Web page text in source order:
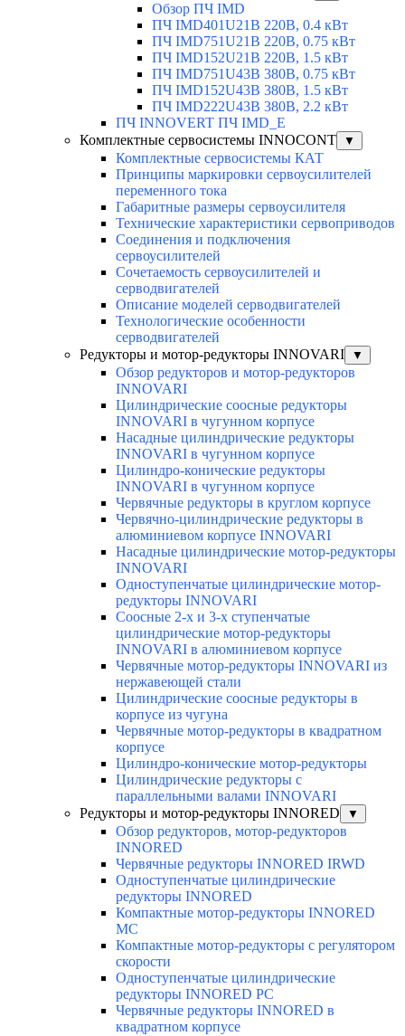
Обзор ПЧ IMD
ПЧ IMD401U21B 220В, 0.4 кВт
ПЧ IMD751U21B 220В, 0.75 кВт
ПЧ IMD152U21B 220В, 1.5 кВт
ПЧ IMD751U43B 380В, 0.75 кВт
ПЧ IMD152U43B 380В, 1.5 кВт
ПЧ IMD222U43B 380В, 2.2 кВт
ПЧ INNOVERT ПЧ IMD_E
Комплектные сервосистемы INNOCONT
▼
Комплектные сервосистемы КАТ
Принципы маркировки сервоусилителей
переменного тока
Габаритные размеры сервоусилителя
Технические характеристики сервоприводов
Соединения и подключения
сервоусилителей
Сочетаемость сервоусилителей и
серводвигателей
Описание моделей серводвигателей
Технологические особенности
серводвигателей
Редукторы и мотор-редукторы INNOVARI
▼
Обзор редукторов и мотор-редукторов
INNOVARI
Цилиндрические соосные редукторы
INNOVARI в чугунном корпусе
Насадные цилиндрические редукторы
INNOVARI в чугунном корпусе
Цилиндро-конические редукторы
INNOVARI в чугунном корпусе
Червячные редукторы в круглом корпусе
Червячно-цилиндрические редукторы в
алюминиевом корпусе INNOVARI
Насадные цилиндрические мотор-редукторы
INNOVARI
Одноступенчатые цилиндрические мотор-
редукторы INNOVARI
Соосные 2-х и 3-х ступенчатые
цилиндрические мотор-редукторы
INNOVARI в алюминиевом корпусе
Червячные мотор-редукторы INNOVARI из
нержавеющей стали
Цилиндрические соосные редукторы в
корпусе из чугуна
Червячные мотор-редукторы в квадратном
корпусе
Цилиндро-конические мотор-редукторы
Цилиндрические редукторы с
параллельными валами INNOVARI
Редукторы и мотор-редукторы INNORED
▼
Обзор редукторов, мотор-редукторов
INNORED
Червячные редукторы INNORED IRWD
Одноступенчатые цилиндрические
редукторы INNORED
Компактные мотор-редукторы INNORED
MC
Компактные мотор-редукторы с регулятором
скорости
Одноступенчатые цилиндрические
редукторы INNORED PC
Червячные редукторы INNORED в
квадратном корпусе